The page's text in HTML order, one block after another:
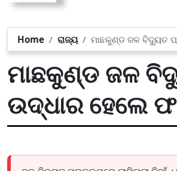
Home ରାଜ୍ୟ ମାଛକୁଣ୍ଡ ଜଳ ବିଦ୍ୟୁତ
ମାଛକୁଣ୍ଡ ଜଳ
ଉଦ୍ଧାର ହେଲେ